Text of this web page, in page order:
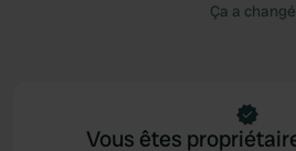
Ça a
Vous êtes